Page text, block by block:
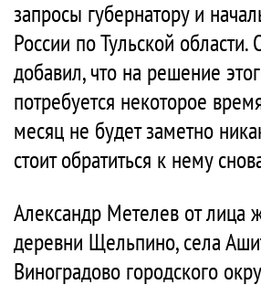
запросы губернатору и
России по Тульской области.
добавил, что на решение
потребуется некоторое
месяц не будет заметно
стоит обратиться к нему
Александр Метелев от лица
деревни Щельпино, села
Виноградово городского